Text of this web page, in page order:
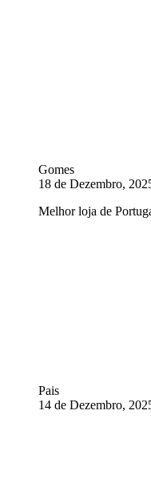
Gomes
18 de Dezembro,
Melhor loja de
Pais
14 de Dezembro,